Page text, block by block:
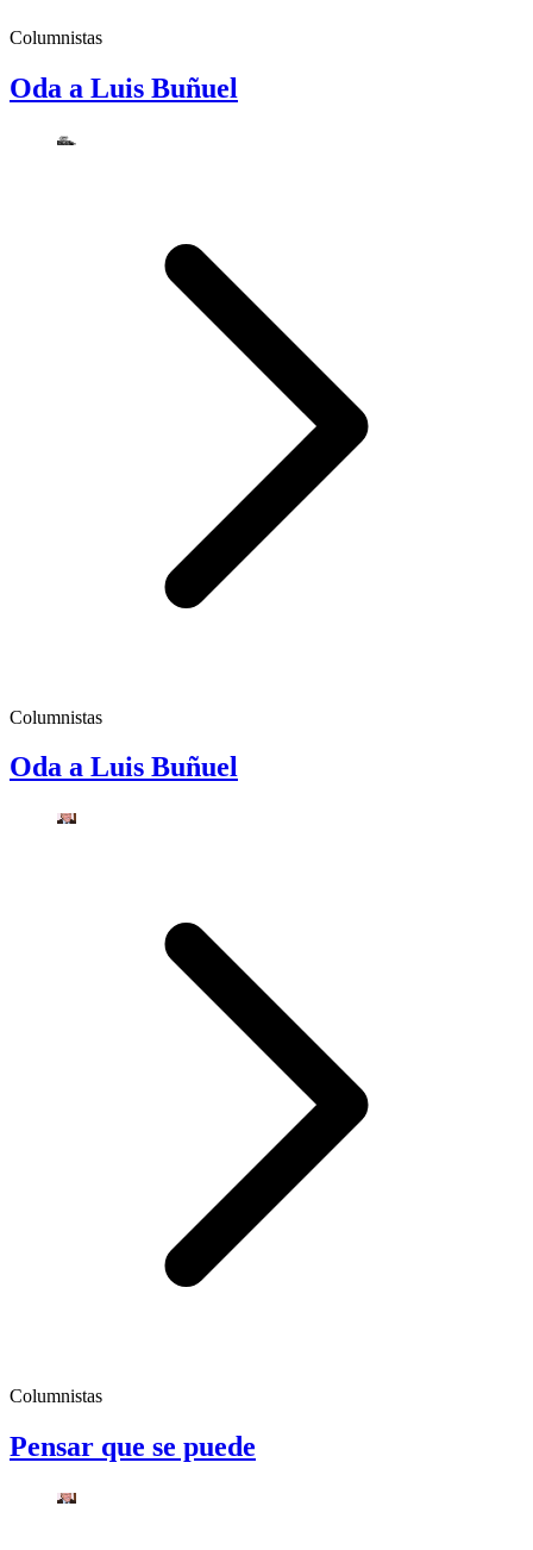
Columnistas
Oda a Luis Buñuel
Columnistas
Oda a Luis Buñuel
Columnistas
Pensar que se puede